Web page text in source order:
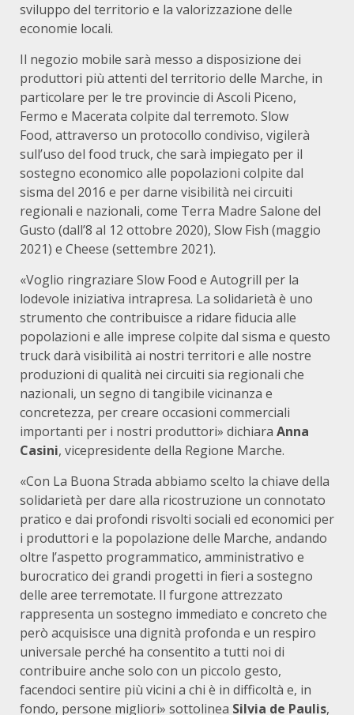
sviluppo del territorio e la valorizzazione delle
economie locali.
Il negozio mobile sarà messo a disposizione dei
produttori più attenti del territorio delle Marche, in
particolare per le tre provincie di Ascoli Piceno,
Fermo e Macerata colpite dal terremoto. Slow
Food, attraverso un protocollo condiviso, vigilerà
sull’uso del food truck, che sarà impiegato per il
sostegno economico alle popolazioni colpite dal
sisma del 2016 e per darne visibilità nei circuiti
regionali e nazionali, come Terra Madre Salone del
Gusto (dall’8 al 12 ottobre 2020), Slow Fish (maggio
2021) e Cheese (settembre 2021).
«Voglio ringraziare Slow Food e Autogrill per la
lodevole iniziativa intrapresa. La solidarietà è uno
strumento che contribuisce a ridare fiducia alle
popolazioni e alle imprese colpite dal sisma e questo
truck darà visibilità ai nostri territori e alle nostre
produzioni di qualità nei circuiti sia regionali che
nazionali, un segno di tangibile vicinanza e
concretezza, per creare occasioni commerciali
importanti per i nostri produttori» dichiara Anna
Casini, vicepresidente della Regione Marche.
«Con La Buona Strada abbiamo scelto la chiave della
solidarietà per dare alla ricostruzione un connotato
pratico e dai profondi risvolti sociali ed economici per
i produttori e la popolazione delle Marche, andando
oltre l’aspetto programmatico, amministrativo e
burocratico dei grandi progetti in fieri a sostegno
delle aree terremotate. Il furgone attrezzato
rappresenta un sostegno immediato e concreto che
però acquisisce una dignità profonda e un respiro
universale perché ha consentito a tutti noi di
contribuire anche solo con un piccolo gesto,
facendoci sentire più vicini a chi è in difficoltà e, in
fondo, persone migliori» sottolinea Silvia de Paulis,